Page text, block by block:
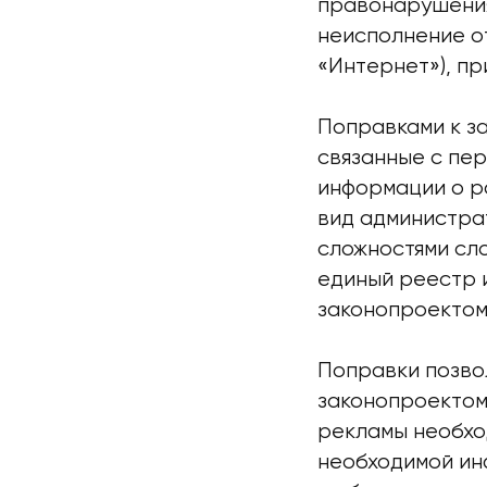
неисполнение
«Интернет»),
Поправками к
связанные с
информации о
вид
сложностями
единый реестр
Поправки
рекламы
необходимой